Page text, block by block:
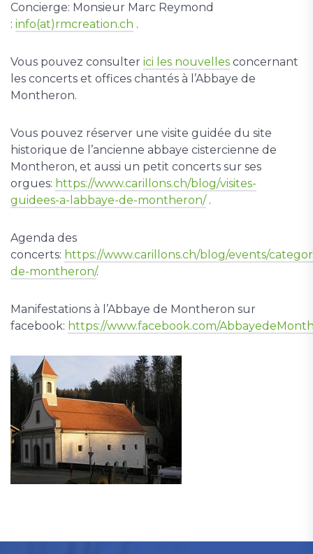
Concierge: Monsieur Marc Reymond
: info(at)rmcreation.ch .
Vous pouvez consulter ici les nouvelles concernant
les concerts et offices chantés à l’Abbaye de
Montheron.
Vous pouvez réserver une visite guidée du site
historique de l’ancienne abbaye cistercienne de
Montheron, et aussi un petit concerts sur ses
orgues: https://www.carillons.ch/blog/visites-
guidees-a-labbaye-de-montheron/.
Agenda des
concerts: https://www.carillons.ch/blog/events/
de-montheron/.
Manifestations à l’Abbaye de Montheron sur
facebook: https://www.facebook.com/